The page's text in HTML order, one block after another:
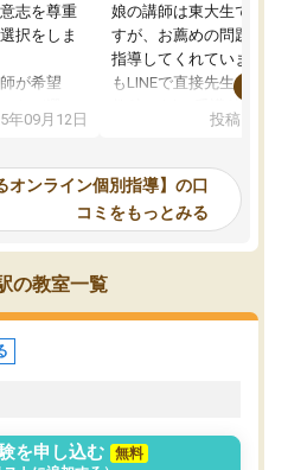
志を尊重
択をしま
が希望
など選ぶ
で良いか
できま
の方で決
単語帳の
される形
あり、あ
、塾に通
年09月12日
娘の講師は東大生では無
すが、お薦めの問題集や
指導してくれています。
もLINEで直接先生に質問
めれるので、個人に合
いなのがあり(有料)、受
ことをどんなスケジュー
くか相談したのですが、
ち期待したものではなく
くなってきたようなので
投稿日：
オンライン個別指導】の口
コミをもっとみる
の教室一覧
を申し込む
無料